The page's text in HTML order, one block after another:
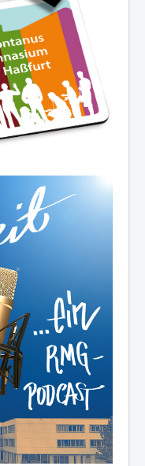
Uhr
12.00 Uhr
Uhr